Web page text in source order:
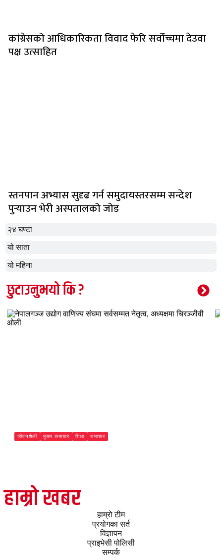
२४ घण्टा
यो साता
यो महिना
कांग्रेसको आधिकारिकता विवाद फेरि सर्वोच्चमा देउवा
पक्ष उत्साहित
स्तनपान अभ्यास सुदृढ गर्न समुदायस्तरसम्म सन्देश
पुर्‍याउन भेरी अस्पतालको जोड
छुटाउनुभयो कि ?
जीवनशैली मुख्य समाचार शिक्षा समाचार
हाम्रो खबर
हाम्रो टीम
प्रयोगका सर्त
विज्ञापन
प्राइभेसी पोलिसी
सम्पर्क